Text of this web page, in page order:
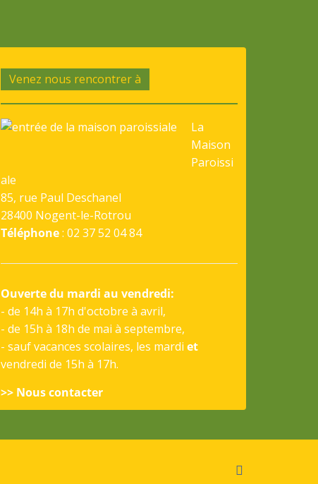
Venez nous rencontrer à
La
Maison
Paroissi
ale
85, rue Paul Deschanel
28400 Nogent-le-Rotrou
Téléphone: 02 37 52 04 84
Ouverte du mardi au vendredi:
- de 14h à 17h d'octobre à avril,
- de 15h à 18h de mai à septembre,
- sauf vacances scolaires, les mardi et
vendredi de 15h à 17h.
>> Nous contacter